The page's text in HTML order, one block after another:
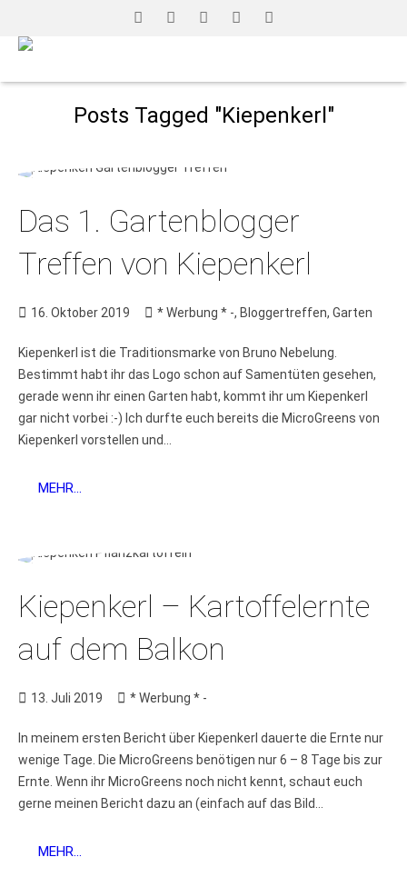
Posts Tagged "Kiepenkerl"
Das 1. Gartenblogger
Treffen von Kiepenkerl
16. Oktober 2019 * Werbung * -, Bloggertreffen, Garten
Kiepenkerl ist die Traditionsmarke von Bruno Nebelung.
Bestimmt habt ihr das Logo schon auf Samentüten gesehen,
gerade wenn ihr einen Garten habt, kommt ihr um Kiepenkerl
gar nicht vorbei :-) Ich durfte euch bereits die MicroGreens von
Kiepenkerl vorstellen und...
MEHR...
Kiepenkerl – Kartoffelernte
auf dem Balkon
13. Juli 2019 * Werbung * -
In meinem ersten Bericht über Kiepenkerl dauerte die Ernte nur
wenige Tage. Die MicroGreens benötigen nur 6 – 8 Tage bis zur
Ernte. Wenn ihr MicroGreens noch nicht kennt, schaut euch
gerne meinen Bericht dazu an (einfach auf das Bild...
MEHR...